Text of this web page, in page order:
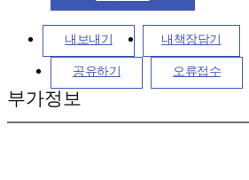
내보내기 내책장담기
공유하기 오류접수
부가정보